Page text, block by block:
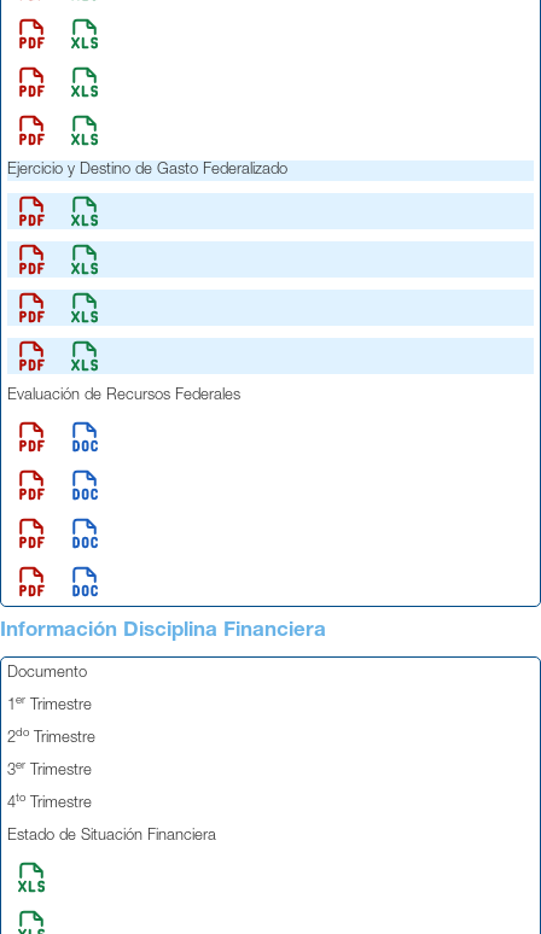
Ejercicio y Destino de Gasto Federalizado
Evaluación de Recursos Federales
Información Disciplina Financiera
Documento
1 er Trimestre
2do Trimestre
3er Trimestre
4to Trimestre
Estado de Situación Financiera